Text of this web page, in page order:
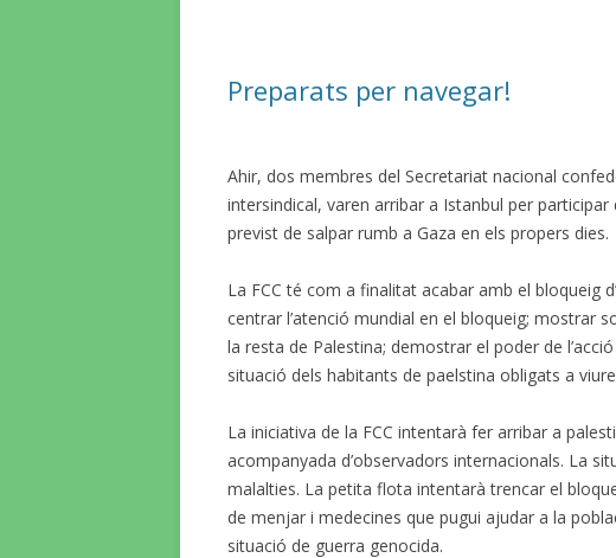
Preparats per navegar!
Ahir, dos membres del Secretariat nacional
intersindical, varen arribar a Istanbul per participar
previst de salpar rumb a Gaza en els propers dies.
La FCC té com a finalitat acabar amb el bloqueig
centrar l’atenció mundial en el bloqueig; mostrar
la resta de Palestina; demostrar el poder de
situació dels habitants de paelstina obligats a
La iniciativa de la FCC intentarà fer arribar a
acompanyada d’observadors internacionals. La
malalties. La petita flota intentarà trencar el
de menjar i medecines que pugui ajudar a la
situació de guerra genocida.